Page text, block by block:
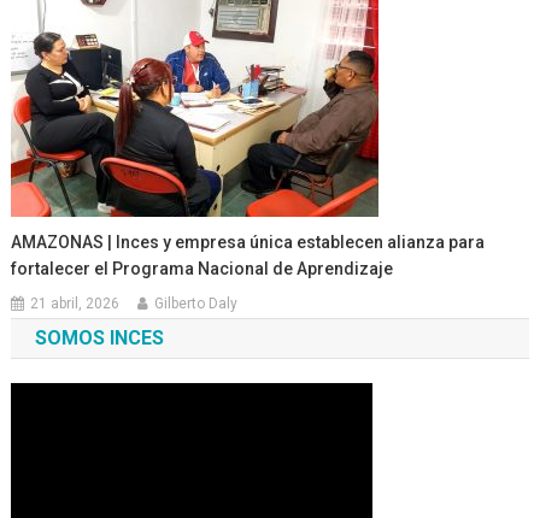
AMAZONAS | Inces y empresa única establecen alianza para
fortalecer el Programa Nacional de Aprendizaje
21 abril, 2026 Gilberto Daly
SOMOS INCES